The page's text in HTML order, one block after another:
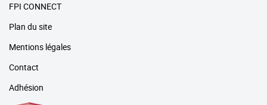
FPI CONNECT
Plan du site
Mentions légales
Contact
Adhésion